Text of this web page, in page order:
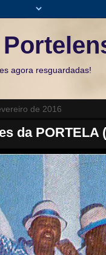
agora resguardadas!
de 2016
da PORTELA